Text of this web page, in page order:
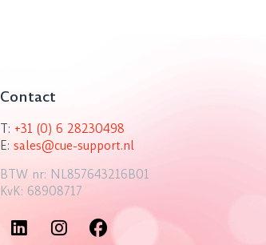
Contact
T: +31 (0) 6 28230498
E: sales@cue-support.nl
BTW nr: NL857643216B01
KvK: 68908717